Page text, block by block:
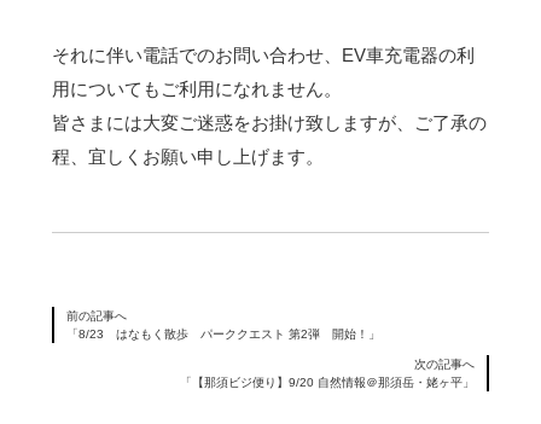
それに伴い電話でのお問い合わせ、EV車充電器の利
用についてもご利用になれません。
皆さまには大変ご迷惑をお掛け致しますが、ご了承の
程、宜しくお願い申し上げます。
前の記事へ
「8/23 はなもく散歩 パーククエスト 第2弾 開始！」
次の記事へ
「【那須ビジ便り】9/20 自然情報＠那須岳・姥ヶ平」